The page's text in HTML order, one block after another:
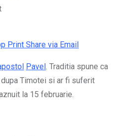
Print Share via Email
Pavel . Traditia spune ca
Timotei si ar fi suferit
la 15 februarie.